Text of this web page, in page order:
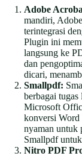
Adobe
mandiri,
terintegrasi
Plugin ini
langsung ke
dan
dicari,
Smallpdf:
berbagai
Microsoft
konversi Word
nyaman untuk
Smallpdf
Nitro PDF